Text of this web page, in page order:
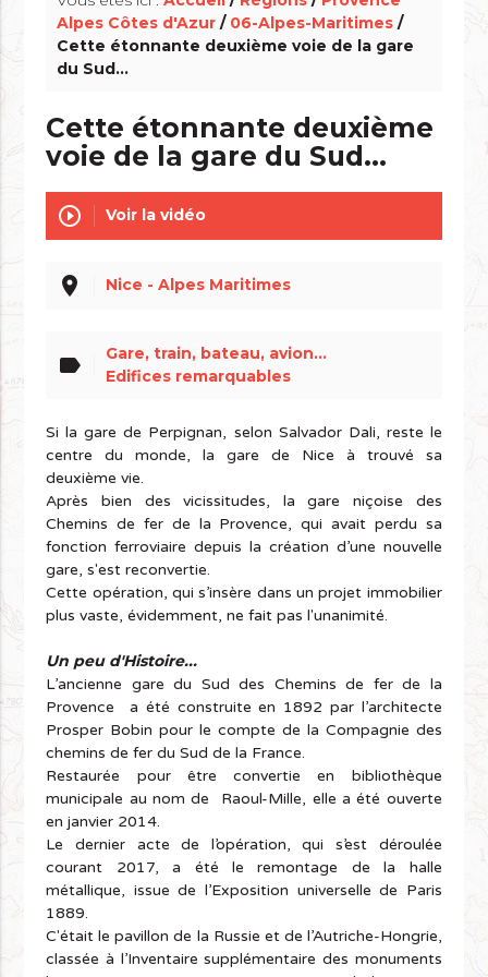
Alpes Côtes d'Azur / 06-Alpes-Maritimes /
Cette étonnante deuxième voie de la gare
du Sud...
Cette étonnante deuxième
voie de la gare du Sud...
play_circle_outline Voir la vidéo
place Nice - Alpes Maritimes
label
Gare, train, bateau, avion...
Edifices remarquables
Si la gare de Perpignan, selon Salvador Dali, reste le
centre du monde, la gare de Nice à trouvé sa
deuxième vie.
Après bien des vicissitudes, la gare niçoise des
Chemins de fer de la Provence, qui avait perdu sa
fonction ferroviaire depuis la création d’une nouvelle
gare, s'est reconvertie.
Cette opération, qui s’insère dans un projet immobilier
plus vaste, évidemment, ne fait pas l'unanimité.
Un peu d'Histoire...
L’ancienne gare du Sud des Chemins de fer de la
Provence a été construite en 1892 par l’architecte
Prosper Bobin pour le compte de la Compagnie des
chemins de fer du Sud de la France.
Restaurée pour être convertie en bibliothèque
municipale au nom de Raoul-Mille, elle a été ouverte
en janvier 2014.
Le dernier acte de l’opération, qui s’est déroulée
courant 2017, a été le remontage de la halle
métallique, issue de l’Exposition universelle de Paris
1889.
C'était le pavillon de la Russie et de l’Autriche-Hongrie,
classée à l’Inventaire supplémentaire des monuments